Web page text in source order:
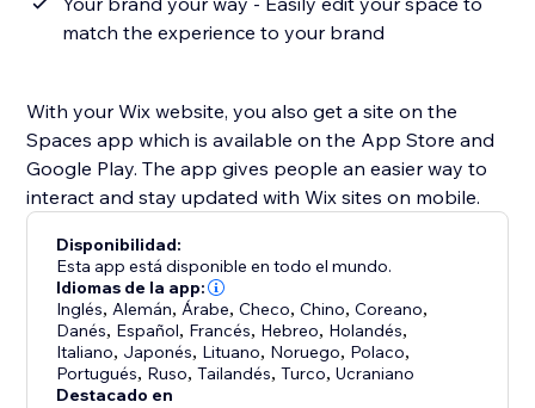
match the experience to your brand
With your Wix website, you also get a site on the
Spaces app which is available on the App Store and
Google Play. The app gives people an easier way to
interact and stay updated with Wix sites on mobile.
Disponibilidad:
Esta app está disponible en todo el mundo.
Idiomas de la app:
Inglés, Alemán, Árabe,Checo,Chino,Coreano,
Danés, Español, Francés, Hebreo, Holandés,
Italiano, Japonés, Lituano, Noruego, Polaco,
Portugués, Ruso,Tailandés,Turco,Ucraniano
Destacado en